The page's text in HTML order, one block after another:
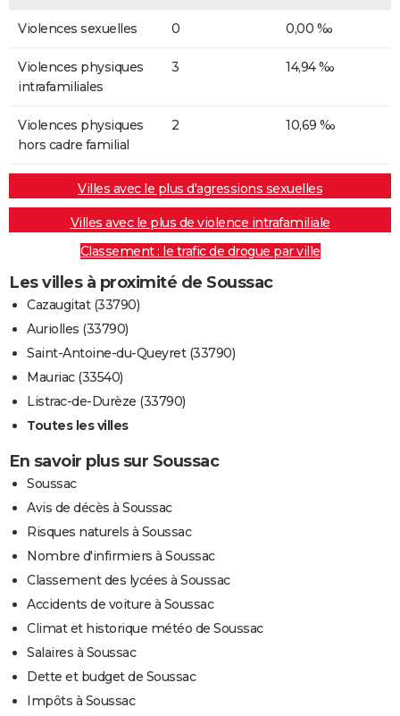
Violences sexuelles 0 0,00 ‰
Violences physiques
intrafamiliales
3 14,94 ‰
Violences physiques
hors cadre familial
2 10,69 ‰
Villes avec le plus d'agressions sexuelles
Villes avec le plus de violence intrafamiliale
Classement : le trafic de drogue par ville
Les villes à proximité de Soussac
Cazaugitat (33790)
Auriolles (33790)
Saint-Antoine-du-Queyret (33790)
Mauriac (33540)
Listrac-de-Durèze (33790)
Toutes les villes
En savoir plus sur Soussac
Soussac
Avis de décès à Soussac
Risques naturels à Soussac
Nombre d'infirmiers à Soussac
Classement des lycées à Soussac
Accidents de voiture à Soussac
Climat et historique météo de Soussac
Salaires à Soussac
Dette et budget de Soussac
Impôts à Soussac